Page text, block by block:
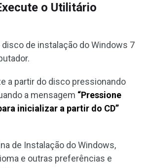
o Utilitário
disco de instalação do Windows 7
a partir do disco pressionando
a mensagem “Pressione
inicializar a partir do CD”
de Instalação do Windows,
e outras preferências e